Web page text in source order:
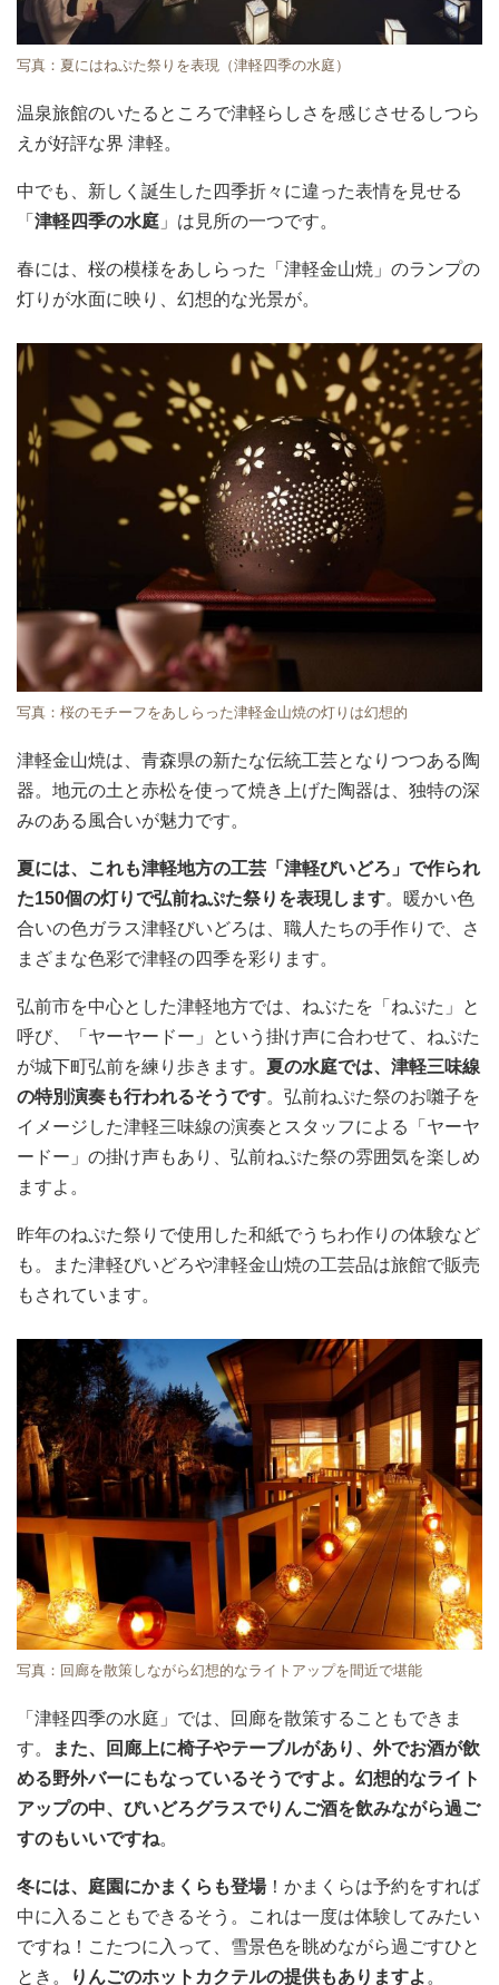
写真：夏にはねぷた祭りを表現（津軽四季の水庭）
温泉旅館のいたるところで津軽らしさを感じさせるしつら
えが好評な界 津軽。
中でも、新しく誕生した四季折々に違った表情を見せる
「 津軽四季の水庭 」は見所の一つです。
春には、桜の模様をあしらった「津軽金山焼」のランプの
灯りが水面に映り、幻想的な光景が。
写真：桜のモチーフをあしらった津軽金山焼の灯りは幻想的
津軽金山焼は、青森県の新たな伝統工芸となりつつある陶
器。地元の土と赤松を使って焼き上げた陶器は、独特の深
みのある風合いが魅力です。
夏には、これも津軽地方の工芸「津軽びいどろ」で作られ
た150個の灯りで弘前ねぷた祭りを表現します。暖かい色
合いの色ガラス津軽びいどろは、職人たちの手作りで、さ
まざまな色彩で津軽の四季を彩ります。
弘前市を中心とした津軽地方では、ねぶたを「ねぷた」と
呼び、「ヤーヤードー」という掛け声に合わせて、ねぷた
が城下町弘前を練り歩きます。 夏の水庭では、津軽三味線
の特別演奏も行われるそうです。弘前ねぷた祭のお囃子を
イメージした津軽三味線の演奏とスタッフによる「ヤーヤ
ードー」の掛け声もあり、弘前ねぷた祭の雰囲気を楽しめ
ますよ。
昨年のねぷた祭りで使用した和紙でうちわ作りの体験など
も。また津軽びいどろや津軽金山焼の工芸品は旅館で販売
もされています。
写真：回廊を散策しながら幻想的なライトアップを間近で堪能
「津軽四季の水庭」では、回廊を散策することもできま
す。
また、回廊上に椅子やテーブルがあり、外でお酒が飲
める野外バーにもなっているそうですよ。幻想的なライト
アップの中、びいどろグラスでりんご酒を飲みながら過ご
すのもいいですね。
冬には、庭園にかまくらも登場！かまくらは予約をすれば
中に入ることもできるそう。これは一度は体験してみたい
ですね！こたつに入って、雪景色を眺めながら過ごすひと
とき。
りんごのホットカクテルの提供もありますよ 。